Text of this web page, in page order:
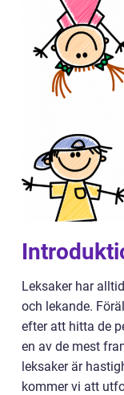
Leksaker har
och lekande.
efter att hitta de
en av de mest
leksaker är
kommer vi att